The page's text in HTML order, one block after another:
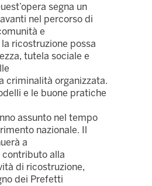
segna un
nel percorso di
e
ricostruzione possa
tutela sociale e
criminalità organizzata.
e le buone pratiche
assunto nel tempo
nazionale. Il
a
alla
di ricostruzione,
dei Prefetti